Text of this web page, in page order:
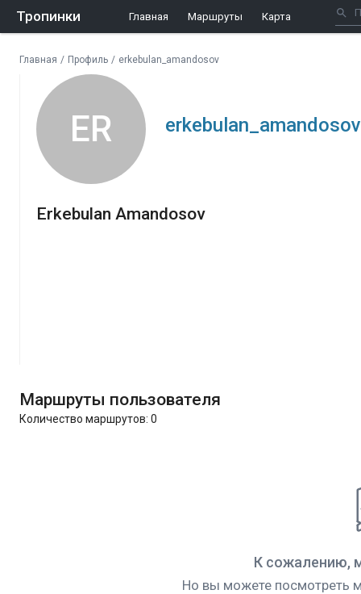
Тропинки Главная Маршруты Карта
Главная / Профиль / erkebulan_amandosov
ER erkebulan_amandosov
Erkebulan Amandosov
Маршруты пользователя
Количество маршрутов: 0
К сожалению,
Но вы можете посмотреть